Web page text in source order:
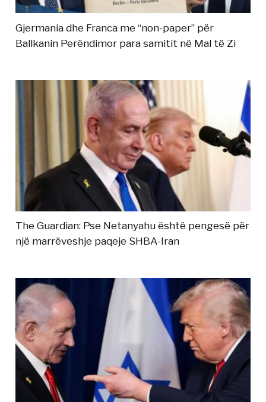
Gjermania dhe Franca me “non-paper” për
Ballkanin Perëndimor para samitit në Mal të Zi
The Guardian: Pse Netanyahu është pengesë për
një marrëveshje paqeje SHBA-Iran